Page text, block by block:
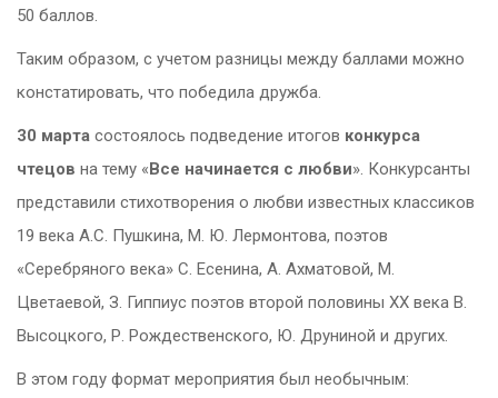
50 баллов.
Таким образом, с учетом разницы между баллами можно
констатировать, что победила дружба.
30 марта состоялось подведение итогов конкурса
чтецов на тему «Все начинается с любви». Конкурсанты
представили стихотворения о любви известных классиков
19 века А.С. Пушкина, М. Ю. Лермонтова, поэтов
«Серебряного века» С. Есенина, А. Ахматовой, М.
Цветаевой, З. Гиппиус поэтов второй половины ХХ века В.
Высоцкого, Р. Рождественского, Ю. Друниной и других.
В этом году формат мероприятия был необычным: